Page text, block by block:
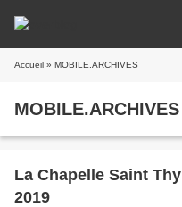
Accueil » MOBILE.ARCHIVES
MOBILE.ARCHIVES
La Chapelle Saint
2019